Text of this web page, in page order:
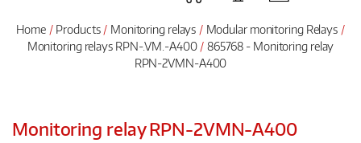
Home Products Monitoring relays
Modular monitoring Relays
Monitoring relays RPN-.VM.-A400
865768 - Monitoring relay
RPN-2VMN-A400
Monitoring relay RPN-2VMN-A400